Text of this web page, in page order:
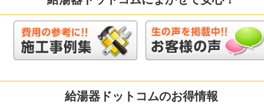
給湯器ドットコムのお得情報